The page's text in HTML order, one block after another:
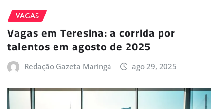
VAGAS
Vagas em Teresina: a corrida por
talentos em agosto de 2025
Redação Gazeta Maringá ago 29, 2025